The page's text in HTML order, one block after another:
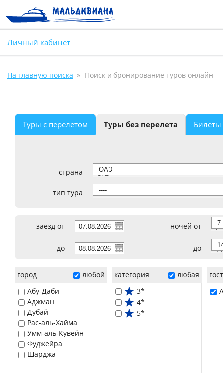
Личный кабинет
На главную поиска Поиск и бронирование туров онлайн
Туры с перелетом Туры без перелета Билеты
страна ОАЭ
тип тура ----
заезд от ночей от 7
до до 14
город
любой
Абу-Даби
Аджман
Дубай
Рас-аль-Хайма
Умм-аль-Кувейн
Фуджейра
Шарджа
категория
любая
3*
4*
5*